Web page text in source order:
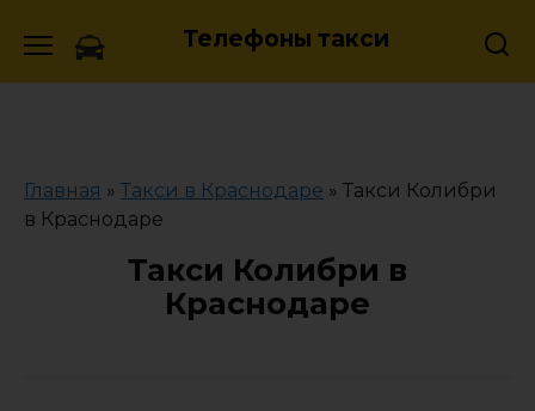
Телефоны такси
Главная » Такси в Краснодаре » Такси Колибри
в Краснодаре
Такси Колибри в
Краснодаре